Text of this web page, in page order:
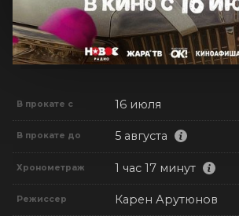
В прокате с 16 июля
В прокате до 5 августа
Хронометраж 1 час 17 минут
Режиссер Карен Арутюнов